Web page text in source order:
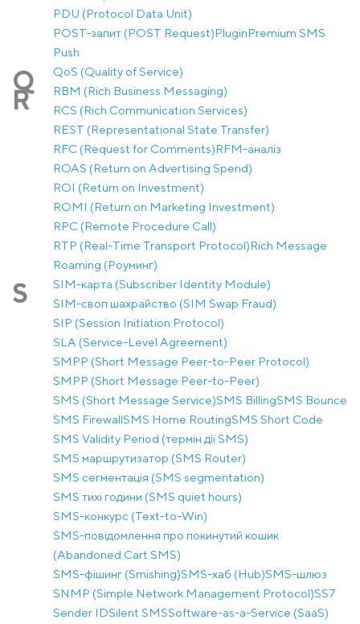
PDU (Protocol Data Unit)
POST-запит (POST Request)PluginPremium SMS
Push
Q QoS (Quality of Service)
R
RBM (Rich Business Messaging)
RCS (Rich Communication Services)
REST (Representational State Transfer)
RFC (Request for Comments)RFM-аналіз
ROAS (Return on Advertising Spend)
ROI (Return on Investment)
ROMI (Return on Marketing Investment)
RPC (Remote Procedure Call)
RTP (Real-Time Transport Protocol)Rich Message
Roaming (Роуминг)
S
SIM-карта (Subscriber Identity Module)
SIM-своп шахрайство (SIM Swap Fraud)
SIP (Session Initiation Protocol)
SLA (Service-Level Agreement)
SMPP (Short Message Peer-to-Peer Protocol)
SMPP (Short Message Peer-to-Peer)
SMS (Short Message Service)SMS BillingSMS Bounce
SMS FirewallSMS Home RoutingSMS Short Code
SMS Validity Period (термін дії SMS)
SMS маршрутизатор (SMS Router)
SMS сегментація (SMS segmentation)
SMS тихі години (SMS quiet hours)
SMS-конкурс (Text-to-Win)
SMS-повідомлення про покинутий кошик
(Abandoned Cart SMS)
SMS-фішинг (Smishing)SMS-хаб (Hub)SMS-шлюз
SNMP (Simple Network Management Protocol)SS7
Sender IDSilent SMSSoftware-as-a-Service (SaaS)